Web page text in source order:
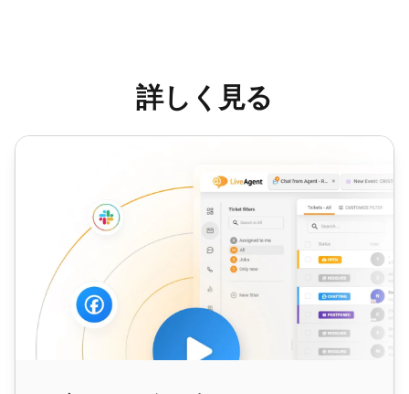
詳しく見る
スタッフエージェント